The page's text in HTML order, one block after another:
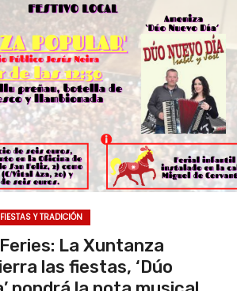
FIESTAS Y TRADICIÓN
La Xuntanza
las fiestas, ‘Dúo